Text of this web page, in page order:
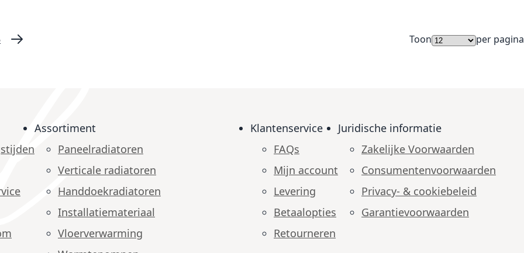
pagina
Pagina
Volgende Toon per pagina
Assortiment
Paneelradiatoren
Verticale radiatoren
Handdoekradiatoren
Installatiemateriaal
Vloerverwarming
Klantenservice
FAQs
Mijn account
Levering
Betaalopties
Retourneren
Juridische informatie
Zakelijke Voorwaarden
Consumenten­voorwaarden
Privacy- & cookiebeleid
Garantie­voorwaarden